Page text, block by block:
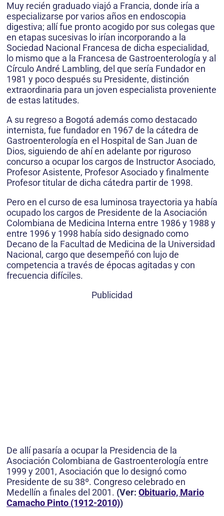
Muy recién graduado viajó a Francia, donde iría a
especializarse por varios años en endoscopia
digestiva; allí fue pronto acogido por sus colegas que
en etapas sucesivas lo irían incorporando a la
Sociedad Nacional Francesa de dicha especialidad,
lo mismo que a la Francesa de Gastroenterología y al
Círculo André Lambling, del que sería Fundador en
1981 y poco después su Presidente, distinción
extraordinaria para un joven especialista proveniente
de estas latitudes.
A su regreso a Bogotá además como destacado
internista, fue fundador en 1967 de la cátedra de
Gastroenterología en el Hospital de San Juan de
Dios, siguiendo de ahí en adelante por riguroso
concurso a ocupar los cargos de Instructor Asociado,
Profesor Asistente, Profesor Asociado y finalmente
Profesor titular de dicha cátedra partir de 1998.
Pero en el curso de esa luminosa trayectoria ya había
ocupado los cargos de Presidente de la Asociación
Colombiana de Medicina Interna entre 1986 y 1988 y
entre 1996 y 1998 había sido designado como
Decano de la Facultad de Medicina de la Universidad
Nacional, cargo que desempeñó con lujo de
competencia a través de épocas agitadas y con
frecuencia difíciles.
Publicidad
De allí pasaría a ocupar la Presidencia de la
Asociación Colombiana de Gastroenterología entre
1999 y 2001, Asociación que lo designó como
Presidente de su 38º. Congreso celebrado en
Medellín a finales del 2001. (Ver: Obituario, Mario
Camacho Pinto (1912-2010))